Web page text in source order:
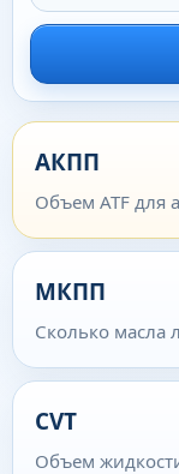
АКПП
Объем ATF для
МКПП
Сколько масла
CVT
Объем